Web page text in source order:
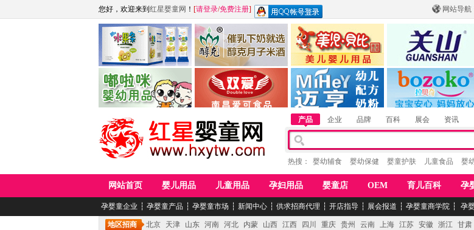
网站导航
您好，欢迎来到 红星婴童网 ！ [请登录/免费注册]
江西麦嘟嘟食品有限公司
青岛嘟啦咪婴幼儿用品公司
江西醇之客月子米酒 惠州市美儿婴儿用品公司
湖南迈亨母婴用品有限公司
陕西关山乳业有限公司
香港欧嘻高婴童用品公司
产品 企业 品牌 百科 展会 资讯
热搜： 婴幼辅食 婴幼保健 婴童护肤 儿童食品 婴
网站首页 婴儿用品 儿童用品 孕妇用品 婴童店 OEM 育儿百科 孕
孕婴童企业 ┆ 孕婴童产品 ┆ 孕婴童市场 ┆ 新闻中心 ┆ 供求招商代理 ┆ 开店指导 ┆ 展会报道 ┆ 孕婴童商学院 ┆ 孕
地区招商 北京 天津 山东 河南 河北 内蒙 山西 江西 四川 重庆 贵州 云南 上海 江苏 安徽 浙江 甘肃